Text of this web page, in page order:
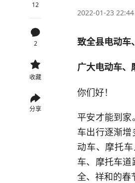
12
2
收藏
分享
2022-01-23 22:44
致全县电动车
广大电动车、
你们好！
平安才能到
车出行逐渐
动车、摩托
车、摩托车
全、祥和的春